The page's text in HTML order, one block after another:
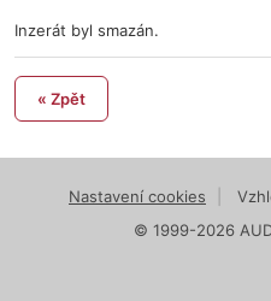
Inzerát byl smazán.
« Zpět
Nastavení cookies
© 1999-2026